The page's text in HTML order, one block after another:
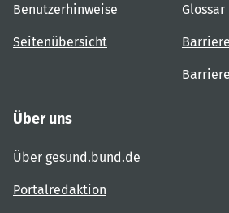
Benutzerhinweise
Seitenübersicht
Glossar
Über uns
Über gesund.bund.de
Portalredaktion